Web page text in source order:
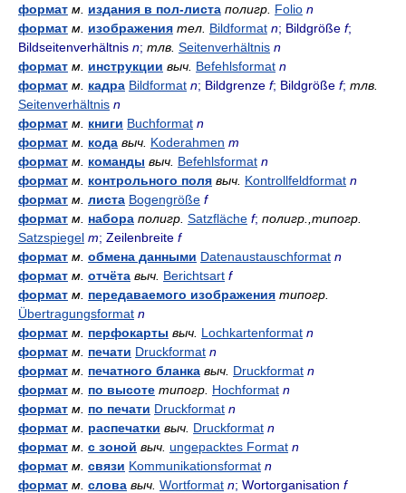
формат м. издания в пол-листа полигр. Folio n
формат м. изображения тел. Bildformat n; Bildgröße f;
Bildseitenverhältnis n; тлв. Seitenverhältnis n
формат м. инструкции выч. Befehlsformat n
формат м. кадра Bildformat n; Bildgrenze f; Bildgröße f; тлв.
Seitenverhältnis n
формат м. книги Buchformat n
формат м. кода выч. Koderahmen m
формат м. команды выч. Befehlsformat n
формат м. контрольного поля выч. Kontrollfeldformat n
формат м. листа Bogengröße f
формат м. набора полигр. Satzfläche f; полигр.,типогр.
Satzspiegel m; Zeilenbreite f
формат м. обмена данными Datenaustauschformat n
формат м. отчёта выч. Berichtsart f
формат м. передаваемого изображения типогр.
Übertragungsformat n
формат м. перфокарты выч. Lochkartenformat n
формат м. печати Druckformat n
формат м. печатного бланка выч. Druckformat n
формат м. по высоте типогр. Hochformat n
формат м. по печати Druckformat n
формат м. распечатки выч. Druckformat n
формат м. с зоной выч. ungepacktes Format n
формат м. связи Kommunikationsformat n
формат м. слова выч. Wortformat n; Wortorganisation f